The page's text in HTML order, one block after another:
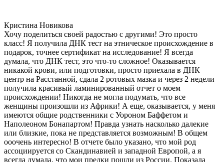
Кристина Новикова
Хочу поделиться своей радостью с другими! Это просто
класс! Я получила ДНК тест на этническое происхождение в
подарок, точнее сертификат на исследование! Я всегда
думала, что ДНК тест, это что-то сложное! Оказывается
никакой крови, или подготовки, просто приехала в ДНК
центр на Расстанной, сдала 2 ротовых мазка и через 2 недели
получила красивый ламинированный отчет о моем
происхождении! Никогда не могла подумать, что все
женщины произошли из Африки! А еще, оказывается, у меня
имеются общие родственники с Уороном Баффетом и
Наполеоном Бонапартом! Правда узнать насколько далекие
или близкие, пока не представляется возможным! В общем
ооочень интересно! В отчете было указано, что мой род
ассоциируется со Скандинавией и западной Европой, а я
всегда думала, что мои предки пошли из России. Показала